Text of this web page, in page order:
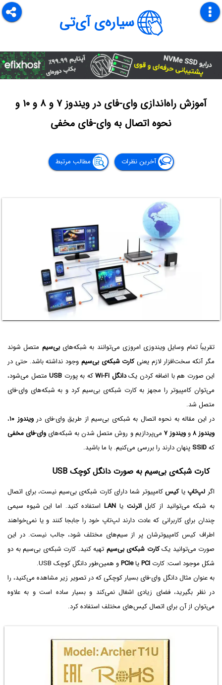
سیاره‌ی آی‌تی
آموزش راه‌اندازی وای-فای در ویندوز ۷ و ۸ و ۱۰ و
نحوه اتصال به وای-فای مخفی
آخرین نظرات مطالب مرتبط
تقریباً تمام وسایل ویندوزی امروزی می‌توانند به شبکه‌هایبی‌سیم متصل شوند
مگر آنکه سخت‌افزار لازم یعنیکارت شبکه‌ی بی‌سیم وجود نداشته باشد. حتی در
این صورت هم با اضافه کردن یکدانگل Wi-Fi که به پورت USB متصل می‌شود،
می‌توان کامپیوتر را مجهز به کارت شبکه‌ی بی‌سیم کرد و به شبکه‌های وای-فای
متصل شد.
در این مقاله به نحوه اتصال به شبکه‌ی بی‌سیم از طریق وای-فای درویندوز ۱۰
،
ویندوز ۸ وویندوز ۷ می‌پردازیم و روش متصل شدن به شبکه‌های وای-فای مخفی
کهSSID پنهان دارند را بررسی می‌کنیم. با ما باشید.
کارت شبکه‌ی بی‌سیم به صورت دانگل کوچک USB
اگر لپ‌تاپ یاکیسکامپیوتر شما دارای کارت شبکه‌ی بی‌سیم نیست، برای اتصال
به شبکه می‌توانید از کابلاترنت یا LANاستفاده کنید. اما این شیوه سیمی
چندان برای کاربرانی که عادت دارند لپ‌تاپ خود را جابجا کنند و یا نمی‌خواهند
اطراف کیس کامپیوترشان پر از سیم‌های مختلف شود، جالب نیست. در این
صورت می‌توانید یککارت شبکه‌ی بی‌سیم تهیه کنید. کارت شبکه‌ی بی‌سیم به دو
شکل موجود است: کارت PCIیاPCIeو همین‌طور دانگل کوچک USB.
به عنوان مثال دانگل وای-فای بسیار کوچکی که در تصویر زیر مشاهده می‌کنید، را
در نظر بگیرید، فضای زیادی اشغال نمی‌کند و بسیار ساده است و به علاوه
می‌توان از آن برای اتصال کیس‌های مختلف استفاده کرد.